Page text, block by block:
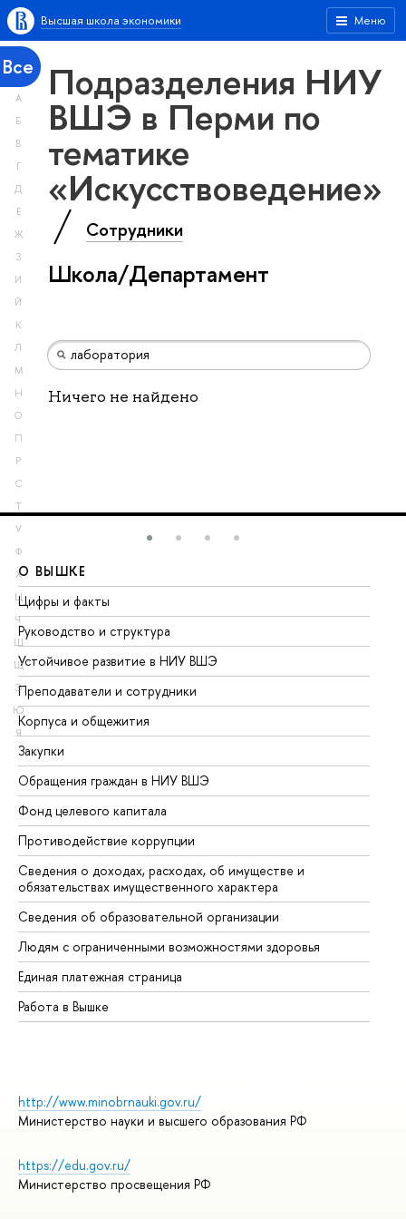
Меню
Высшая школа экономики
Все
А
Б
В
Г
Д
Е
Ж
З
И
Й
К
Л
М
Н
О
П
Р
С
Т
У
Ф
Х
Ц
Ч
Ш
Щ
Э
Ю
Я
Подразделения НИУ
ВШЭ в Перми по
тематике
«Искусствоведение»
Сотрудники
Школа/Департамент
Ничего не найдено
О ВЫШКЕ
Цифры и факты
Руководство и структура
Устойчивое развитие в НИУ ВШЭ
Преподаватели и сотрудники
Корпуса и общежития
Закупки
Обращения граждан в НИУ ВШЭ
Фонд целевого капитала
Противодействие коррупции
Сведения о доходах, расходах, об имуществе и
обязательствах имущественного характера
Сведения об образовательной организации
Людям с ограниченными возможностями здоровья
Единая платежная страница
Работа в Вышке
http://www.minobrnauki.gov.ru/
Министерство науки и высшего образования РФ
https://edu.gov.ru/
Министерство просвещения РФ